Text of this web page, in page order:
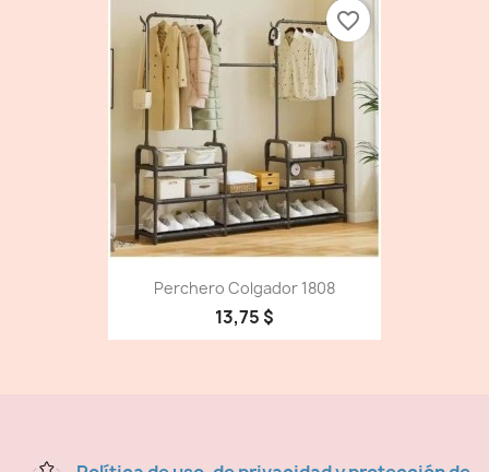
Perchero Colgador 1808
13,75 $
favorite_border